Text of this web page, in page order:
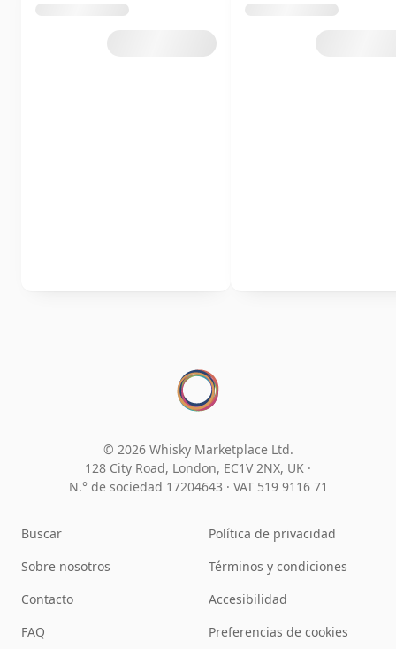
© 2026 Whisky Marketplace Ltd.
128 City Road, London, EC1V 2NX, UK ·
N.° de sociedad 17204643 · VAT 519 9116 71
Buscar
Sobre nosotros
Contacto
FAQ
Política de privacidad
Términos y condiciones
Accesibilidad
Preferencias de cookies